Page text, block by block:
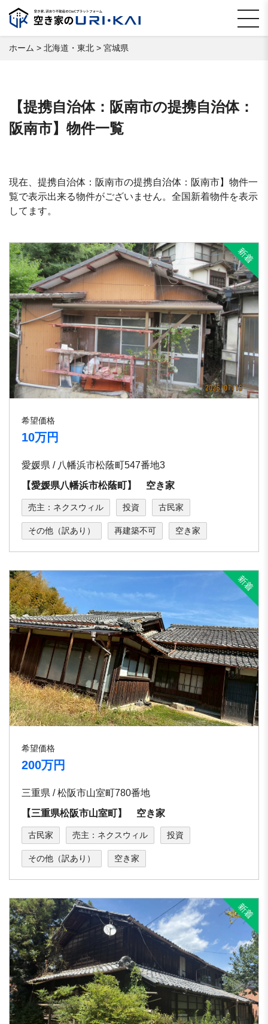
ホーム > 北海道・東北 > 宮城県
【提携自治体：阪南市の提携自治体：
阪南市】物件一覧
現在、提携自治体：阪南市の提携自治体：阪南市】物件一
覧で表示出来る物件がございません。全国新着物件を表示
してます。
希望価格
10万円
愛媛県 / 八幡浜市松蔭町547番地3
【愛媛県八幡浜市松蔭町】 空き家
売主：ネクスウィル 投資 古民家
その他（訳あり） 再建築不可 空き家
希望価格
200万円
三重県 / 松阪市山室町780番地
【三重県松阪市山室町】 空き家
古民家 売主：ネクスウィル 投資
その他（訳あり） 空き家